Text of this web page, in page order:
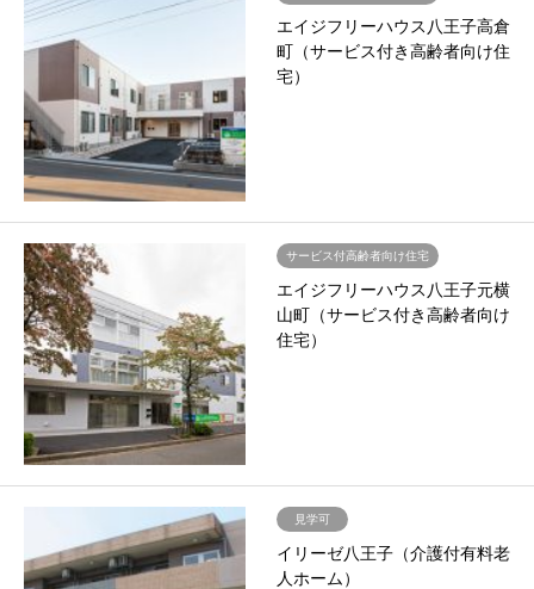
エイジフリーハウス八王子高倉
町（サービス付き高齢者向け住
宅）
サービス付高齢者向け住宅
エイジフリーハウス八王子元横
山町（サービス付き高齢者向け
住宅）
見学可
イリーゼ八王子（介護付有料老
人ホーム）